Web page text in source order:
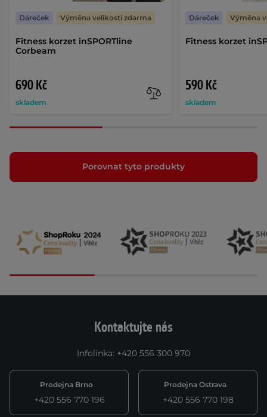
Fitness korzet inSPORTline
Corbeam
690 Kč
skladem
Dáreček Výměna velikosti zdarma
Fitness korzet
590 Kč
skladem
Dáreček Výměna
Porovnat tyto produkty
Kontaktujte nás
Infolinka: +420 556 300 970
Prodejna Brno
+420 556 770 196
Prodejna Ostrava
+420 556 770 198